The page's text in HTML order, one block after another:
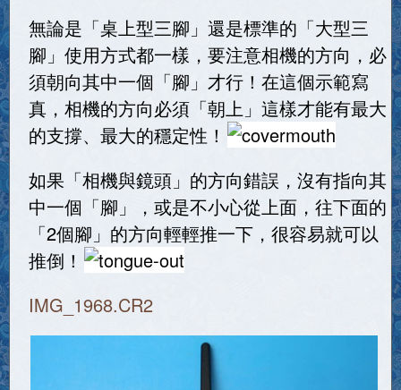
無論是「桌上型三腳」還是標準的「大型三
腳」使用方式都一樣，要注意相機的方向，必
須朝向其中一個「腳」才行！在這個示範寫
真，相機的方向必須「朝上」這樣才能有最大
的支撐、最大的穩定性！
如果「相機與鏡頭」的方向錯誤，沒有指向其
中一個「腳」，或是不小心從上面，往下面的
「2個腳」的方向輕輕推一下，很容易就可以
推倒！
IMG_1968.CR2